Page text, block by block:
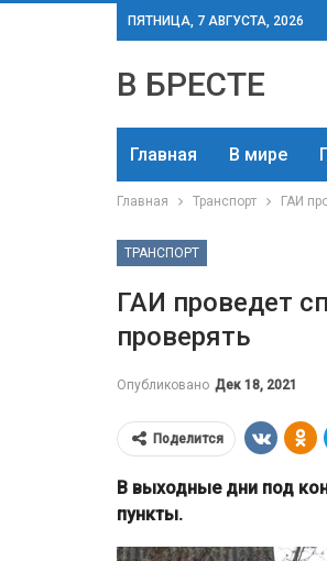
ПЯТНИЦА, 7 АВГУСТА, 2026
В БРЕСТЕ
Главная В мире
Главная Транспорт ГАИ
ТРАНСПОРТ
ГАИ проведет
проверять
Опубликовано Дек 18, 2021
Поделится
В выходные дни под
пункты.